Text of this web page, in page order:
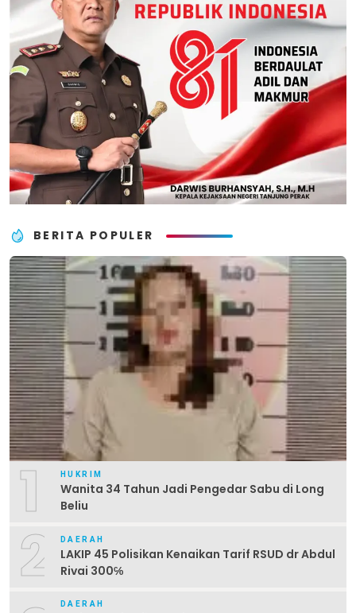
BERITA POPULER
1 HUKRIM
Wanita 34 Tahun Jadi Pengedar Sabu di Long
Beliu
2 DAERAH
LAKIP 45 Polisikan Kenaikan Tarif RSUD dr Abdul
Rivai 300℅
DAERAH